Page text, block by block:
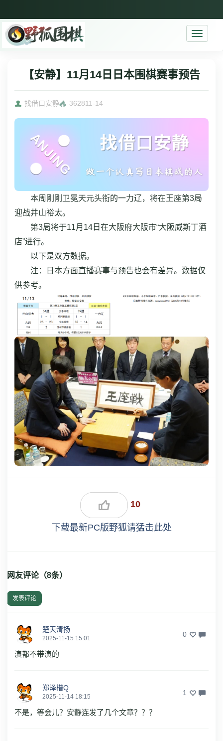
Toggle
【安静】11月14日日本围棋赛事预告
找借口安静 362811-14
本周刚刚卫冕天元头衔的一力辽，将在王座第3局
迎战井山裕太。
第3局将于11月14日在大阪府大阪市“大阪威斯丁酒
店”进行。
以下是双方数据。
注：日本方面直播赛事与预告也会有差异。数据仅
供参考。
10
下载最新PC版野狐请猛击此处
网友评论（8条）
发表评论
楚天清扬
2025-11-15 15:01 0
演都不带演的
郑泽楷Q
2025-11-14 18:15 1
不是，等会儿？安静连发了几个文章？？？